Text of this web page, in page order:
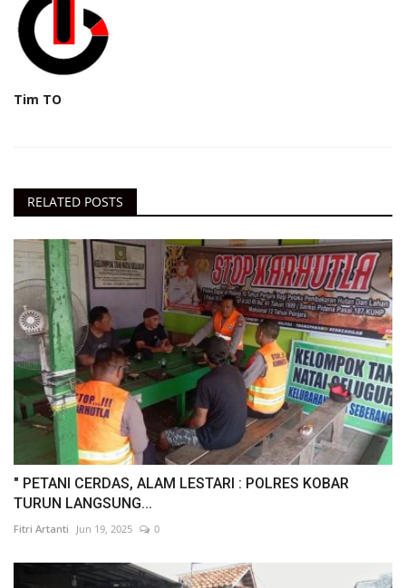
Tim TO
RELATED POSTS
" PETANI CERDAS, ALAM LESTARI : POLRES KOBAR
TURUN LANGSUNG...
Fitri Artanti Jun 19, 2025 0